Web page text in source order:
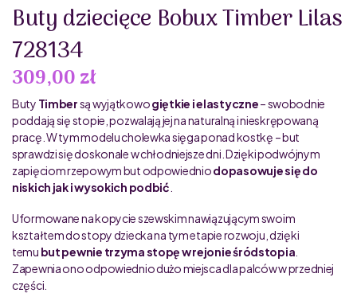
Buty dziecięce Bobux Timber Lilas
728134
309,00 zł
Buty Timbersą wyjątkowogiętkie i elastyczne– swobodnie
poddają się stopie, pozwalają jej na naturalną i nieskrępowaną
pracę. W tym modelu cholewka sięga ponad kostkę – but
sprawdzi się doskonale w chłodniejsze dni. Dzięki podwójnym
zapięciom rzepowym but odpowiedniodopasowuje się do
niskich jak i wysokich podbić
Uformowane na kopycie szewskim nawiązującym swoim
kształtem do stopy dziecka na tym etapie rozwoju, dzięki
temu but pewnie trzyma stopę w rejonie śródstopia
Zapewnia ono odpowiednio dużo miejsca dla palców w przedniej
części.